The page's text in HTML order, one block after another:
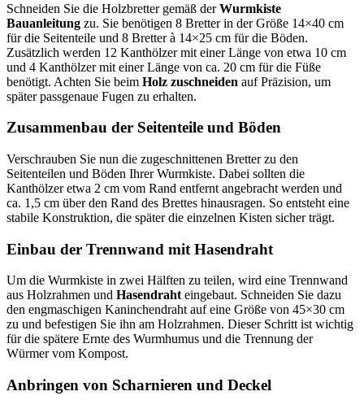
Schneiden Sie die Holzbretter gemäß derWurmkiste
Bauanleitung zu. Sie benötigen 8 Bretter in der Größe 14×40 cm
für die Seitenteile und 8 Bretter à 14×25 cm für die Böden.
Zusätzlich werden 12 Kanthölzer mit einer Länge von etwa 10 cm
und 4 Kanthölzer mit einer Länge von ca. 20 cm für die Füße
benötigt. Achten Sie beim Holz zuschneiden auf Präzision, um
später passgenaue Fugen zu erhalten.
Zusammenbau der Seitenteile und Böden
Verschrauben Sie nun die zugeschnittenen Bretter zu den
Seitenteilen und Böden Ihrer Wurmkiste. Dabei sollten die
Kanthölzer etwa 2 cm vom Rand entfernt angebracht werden und
ca. 1,5 cm über den Rand des Brettes hinausragen. So entsteht eine
stabile Konstruktion, die später die einzelnen Kisten sicher trägt.
Einbau der Trennwand mit Hasendraht
Um die Wurmkiste in zwei Hälften zu teilen, wird eine Trennwand
aus Holzrahmen und Hasendrahteingebaut. Schneiden Sie dazu
den engmaschigen Kaninchendraht auf eine Größe von 45×30 cm
zu und befestigen Sie ihn am Holzrahmen. Dieser Schritt ist wichtig
für die spätere Ernte des Wurmhumus und die Trennung der
Würmer vom Kompost.
Anbringen von Scharnieren und Deckel